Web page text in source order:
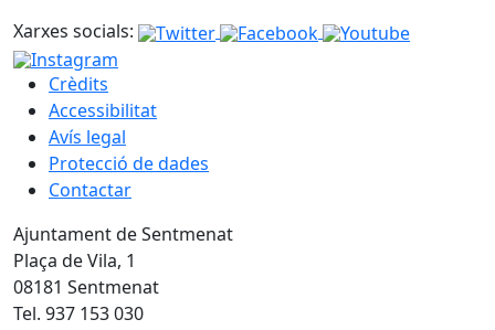
Xarxes socials:
Crèdits
Accessibilitat
Avís legal
Protecció de dades
Contactar
Ajuntament de Sentmenat
Plaça de Vila, 1
08181 Sentmenat
Tel. 937 153 030